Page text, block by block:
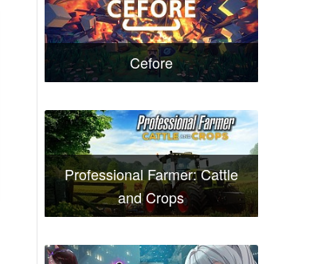
Cefore
Professional Farmer: Cattle
and Crops